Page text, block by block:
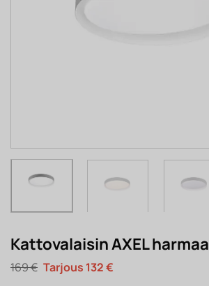
Kattovalaisin AXEL harmaa
169€ Alkuperäinen
hinta
132€Nykyinen